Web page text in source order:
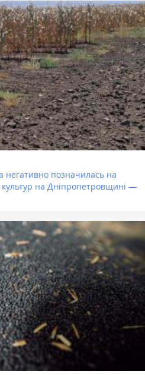
негативно позначилась на
культур на Дніпропетровщині —